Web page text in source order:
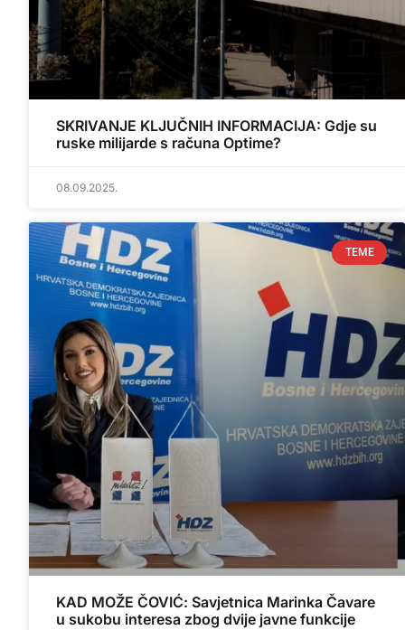
SKRIVANJE KLJUČNIH INFORMACIJA: Gdje su
ruske milijarde s računa Optime?
08.09.2025.
TEME
KAD MOŽE ČOVIĆ: Savjetnica Marinka Čavare
u sukobu interesa zbog dvije javne funkcije